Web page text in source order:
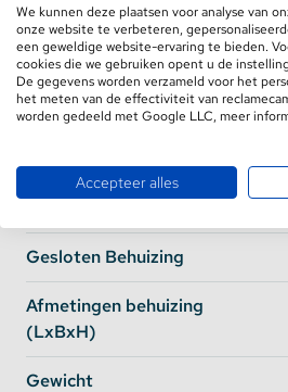
DC Output Voltage
DC Output Ampere
Gesloten Behuizing
Afmetingen behuizing
(LxBxH)
Gewicht
We kunnen deze plaatsen voor analyse van
onze website te verbeteren,
een geweldige website-ervaring te bieden.
cookies die we gebruiken opent u de
De gegevens worden verzameld voor het
het meten van de effectiviteit van
worden gedeeld met Google LLC, meer
Accepteer alles